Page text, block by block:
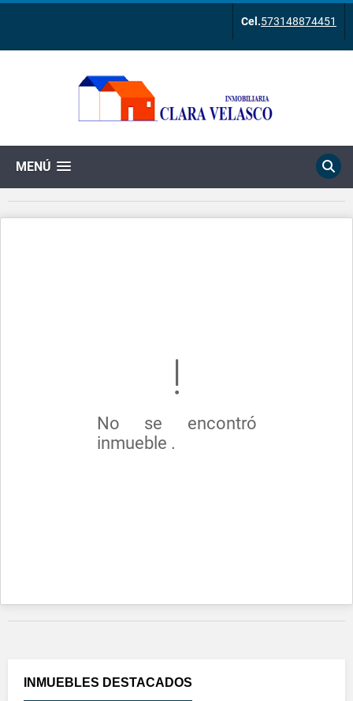
Cel.573148874451
MENÚ
No se encontró
inmueble .
INMUEBLES DESTACADOS